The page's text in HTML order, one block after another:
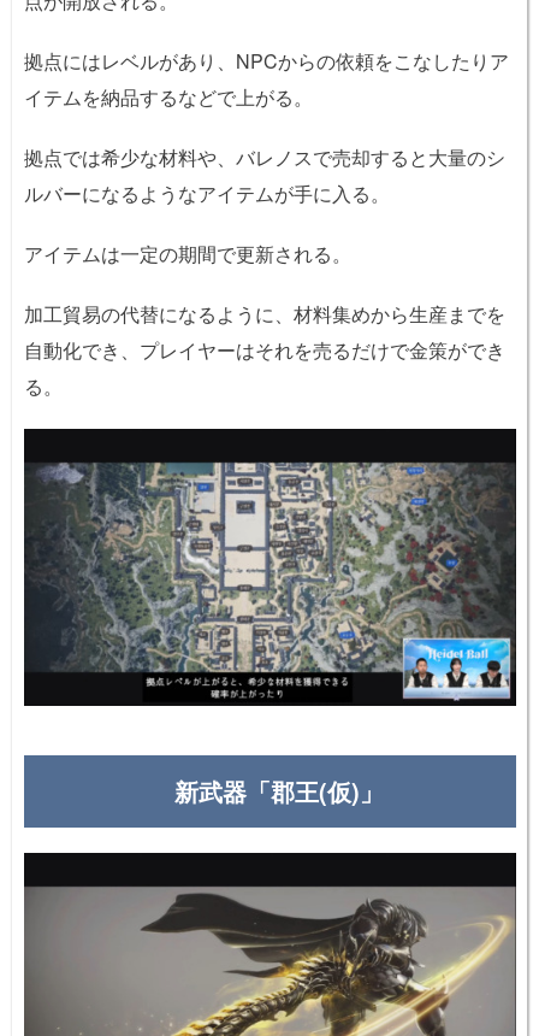
拠点にはレベルがあり、NPCからの依頼をこなしたりア
イテムを納品するなどで上がる。
拠点では希少な材料や、バレノスで売却すると大量のシ
ルバーになるようなアイテムが手に入る。
アイテムは一定の期間で更新される。
加工貿易の代替になるように、材料集めから生産までを
自動化でき、プレイヤーはそれを売るだけで金策ができ
る。
新武器「郡王(仮)」